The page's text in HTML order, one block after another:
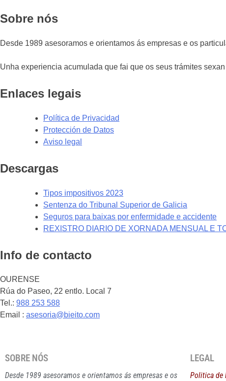
Sobre nós
Desde 1989 asesoramos e orientamos ás empresas e os
Unha experiencia acumulada que fai que os seus trámites
Enlaces legais
Política de Privacidad
Protección de Datos
Aviso legal
Descargas
Tipos impositivos 2023
Sentenza do Tribunal Superior de Galicia
Seguros para baixas por enfermidade e accidente
REXISTRO DIARIO DE XORNADA MENSUAL E
Info de contacto
OURENSE
Rúa do Paseo, 22 entlo. Local 7
Tel.: 988 253 588
Email : asesoria@bieito.com
SOBRE NÓS
Desde 1989 asesoramos e orientamos ás empresas e os
LEGAL
Politica de